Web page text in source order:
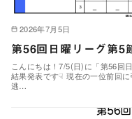
2026年7月5日
第56回日曜リーグ第5
こんにちは！7/5(日)に「第56回
結果発表です☟ 現在の一位前回
逃…